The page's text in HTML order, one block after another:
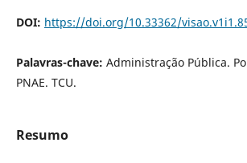
DOI: https://doi.org/10.33362/
Palavras-chave: Administração Pública.
PNAE. TCU.
Resumo